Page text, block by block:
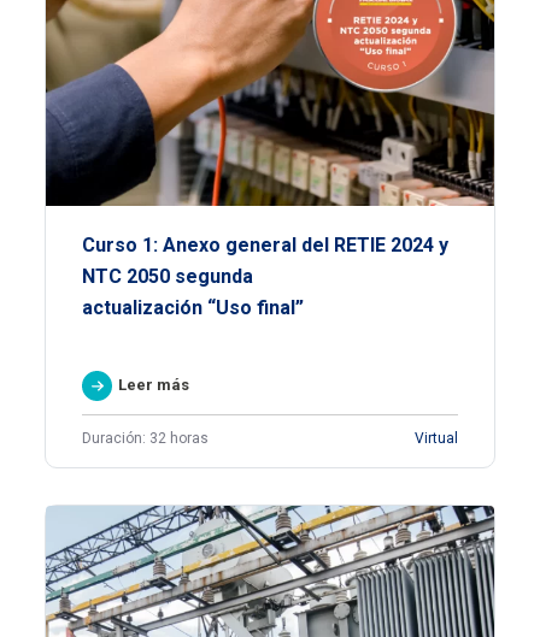
Curso 1: Anexo general del RETIE 2024 y
NTC 2050 segunda
actualización “Uso final”
Leer más
Duración: 32 horas Virtual